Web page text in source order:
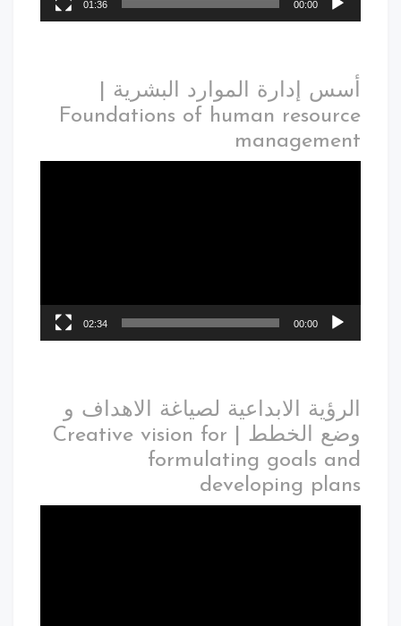
00:00
01:36
أسس إدارة الموارد البشرية |
Foundations of human resource
management
00:00
02:34
الرؤية الابداعية لصياغة الاهداف و
وضع الخطط | Creative vision for
formulating goals and
developing plans